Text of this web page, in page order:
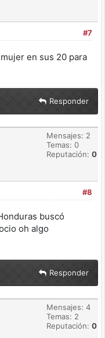
#7
en sus 20 para
Responder
Mensajes: 2
Temas: 0
Reputación: 0
#8
buscó
oh algo
Responder
Mensajes: 4
Temas: 2
Reputación: 0